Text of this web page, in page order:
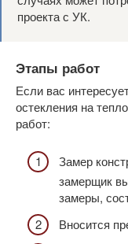
проекта с УК.
Этапы работ
Если вас
остекления на
работ:
Замер
замерщик
замеры,
Вносится